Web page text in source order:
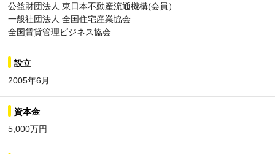
公益財団法人 東日本不動産流通機構(会員）
一般社団法人 全国住宅産業協会
全国賃貸管理ビジネス協会
設立
2005年6月
資本金
5,000万円